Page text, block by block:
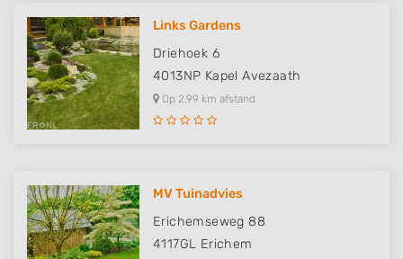
Links Gardens
Driehoek 6
4013NP Kapel Avezaath
Op 2,99 km afstand
MV Tuinadvies
Erichemseweg 88
4117GL Erichem